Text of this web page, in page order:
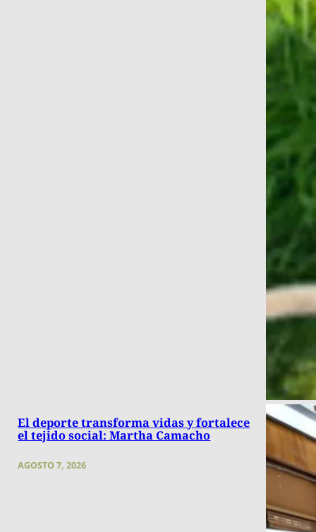
El deporte transforma vidas y fortalece
el tejido social: Martha Camacho
AGOSTO 7, 2026